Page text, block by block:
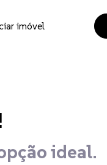
imóvel
ideal.